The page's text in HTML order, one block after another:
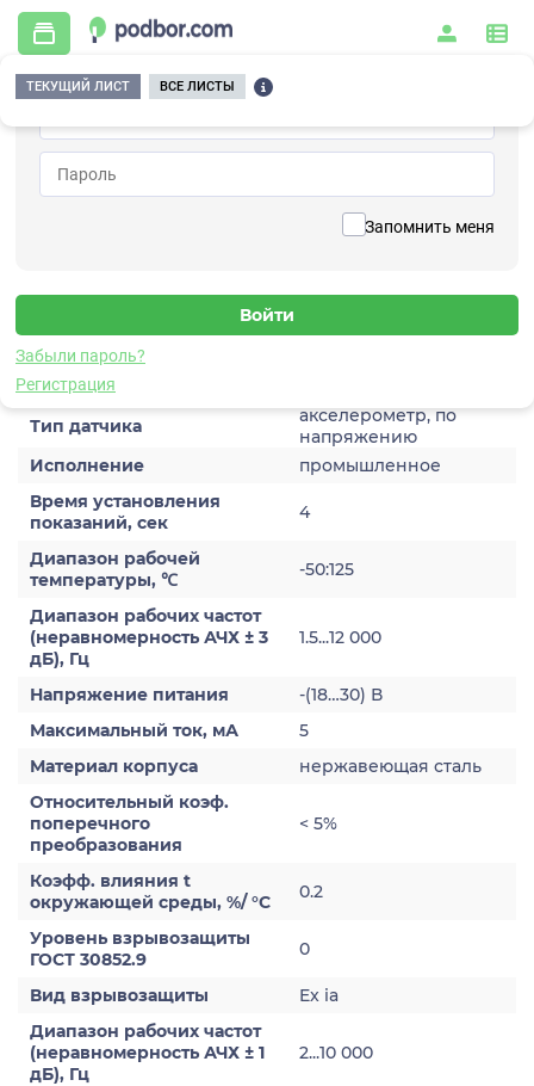
Запомнить меня
Забыли пароль?
Регистрация
ТЕКУЩИЙ ЛИСТ ВСЕ ЛИСТЫ
Главная / Контрольно-измерительные приборы и автоматика / Датчики /
Виброускорения / 1V208HA-100
Датчик виброускорения
Характеристики
Тип датчика
акселерометр, по
напряжению
Исполнение
промышленное
Время установления
показаний, сек
4
Диапазон рабочей
температуры, ℃
-50:125
Диапазон рабочих частот
(неравномерность АЧХ ± 3
дБ), Гц
1.5...12 000
Напряжение питания
-(18…30) В
Максимальный ток, мА
5
Материал корпуса
нержавеющая сталь
Относительный коэф.
поперечного
преобразования
< 5%
Коэфф. влияния t
окружающей среды, %/ °С
0.2
Уровень взрывозащиты
ГОСТ 30852.9
0
Вид взрывозащиты
Ex ia
Диапазон рабочих частот
(неравномерность АЧХ ± 1
дБ), Гц
2...10 000